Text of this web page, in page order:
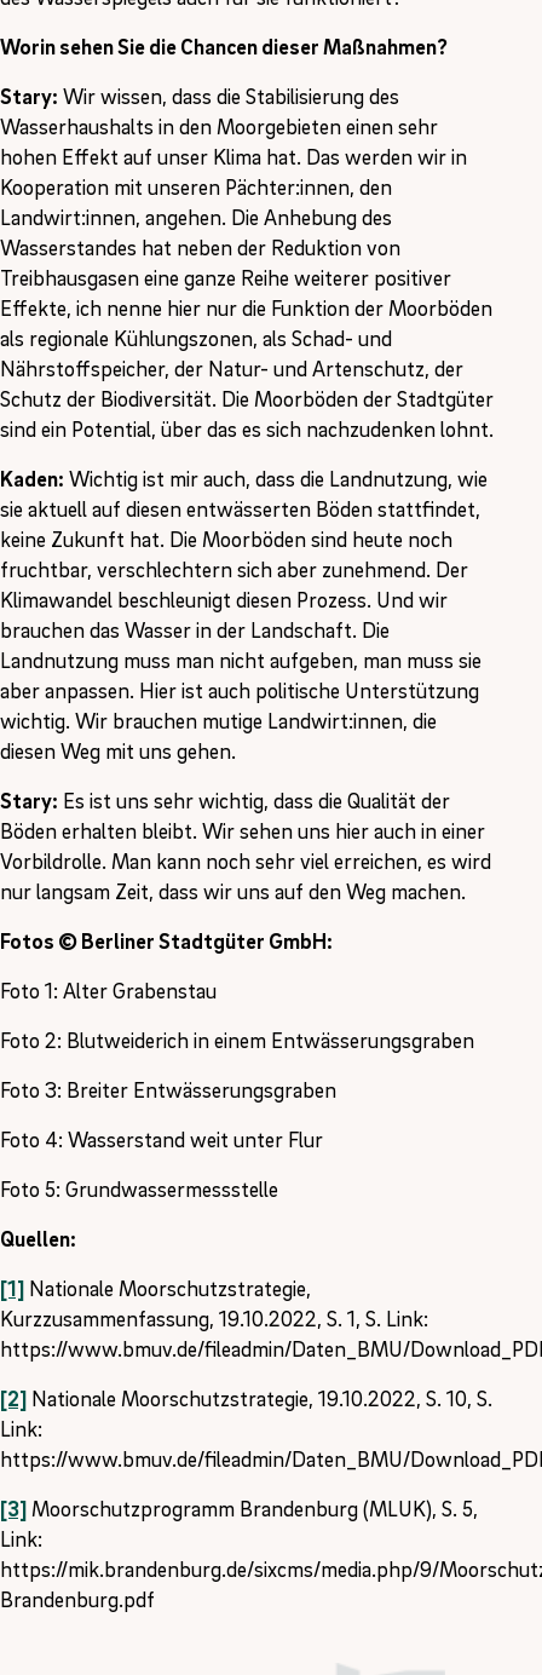
Worin sehen Sie die Chancen dieser Maßnahmen?
Stary: Wir wissen, dass die Stabilisierung des
Wasserhaushalts in den Moorgebieten einen sehr
hohen Effekt auf unser Klima hat. Das werden wir in
Kooperation mit unseren Pächter:innen, den
Landwirt:innen, angehen. Die Anhebung des
Wasserstandes hat neben der Reduktion von
Treibhausgasen eine ganze Reihe weiterer positiver
Effekte, ich nenne hier nur die Funktion der Moorböden
als regionale Kühlungszonen, als Schad- und
Nährstoffspeicher, der Natur- und Artenschutz, der
Schutz der Biodiversität. Die Moorböden der Stadtgüter
sind ein Potential, über das es sich nachzudenken lohnt.
Kaden: Wichtig ist mir auch, dass die Landnutzung, wie
sie aktuell auf diesen entwässerten Böden stattfindet,
keine Zukunft hat. Die Moorböden sind heute noch
fruchtbar, verschlechtern sich aber zunehmend. Der
Klimawandel beschleunigt diesen Prozess. Und wir
brauchen das Wasser in der Landschaft. Die
Landnutzung muss man nicht aufgeben, man muss sie
aber anpassen. Hier ist auch politische Unterstützung
wichtig. Wir brauchen mutige Landwirt:innen, die
diesen Weg mit uns gehen.
Stary: Es ist uns sehr wichtig, dass die Qualität der
Böden erhalten bleibt. Wir sehen uns hier auch in einer
Vorbildrolle. Man kann noch sehr viel erreichen, es wird
nur langsam Zeit, dass wir uns auf den Weg machen.
Fotos © Berliner Stadtgüter GmbH:
Foto 1: Alter Grabenstau
Foto 2: Blutweiderich in einem Entwässerungsgraben
Foto 3: Breiter Entwässerungsgraben
Foto 4: Wasserstand weit unter Flur
Foto 5: Grundwassermessstelle
Quellen:
[1] Nationale Moorschutzstrategie,
Kurzzusammenfassung, 19.10.2022, S. 1, S. Link:
https://www.bmuv.de/fileadmin/Daten_BMU/
[2] Nationale Moorschutzstrategie, 19.10.2022, S. 10, S.
Link:
https://www.bmuv.de/fileadmin/Daten_BMU/
[3] Moorschutzprogramm Brandenburg (MLUK), S. 5,
Link:
https://mik.brandenburg.de/sixcms/media.php/9/
Brandenburg.pdf